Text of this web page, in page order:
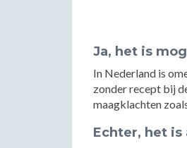
Ja, het is
In Nederland is
zonder recept bij
maagklachten
Echter, het